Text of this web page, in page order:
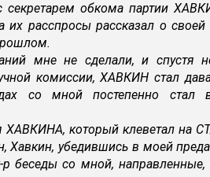
обкома партии
расспросы рассказал о
мне не сделали, и спустя
комиссии, ХАВКИН стал
со мной постепенно стал
который клеветал на
Хавкин, убедившись в моей
р беседы со мной,